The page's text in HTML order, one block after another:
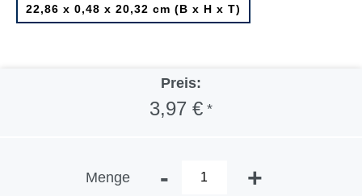
22,86 x 0,48 x 20,32 cm (B x H x T)
Preis:
3,97 € *
Menge - +